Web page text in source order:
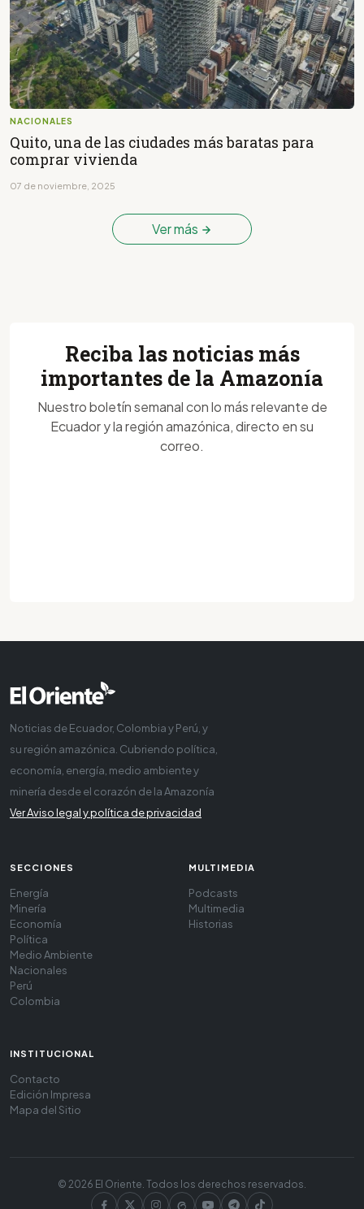
NACIONALES
Quito, una de las ciudades más baratas para
comprar vivienda
07 de noviembre, 2025
Ver más
Reciba las noticias más
importantes de la Amazonía
Nuestro boletín semanal con lo más relevante de
Ecuador y la región amazónica, directo en su
correo.
Noticias de Ecuador, Colombia y Perú, y
su región amazónica. Cubriendo política,
economía, energía, medio ambiente y
minería desde el corazón de la Amazonía
Ver Aviso legal y política de privacidad
SECCIONES
Energía
Minería
Economía
Política
Medio Ambiente
Nacionales
Perú
Colombia
MULTIMEDIA
Podcasts
Multimedia
Historias
INSTITUCIONAL
Contacto
Edición Impresa
Mapa del Sitio
© 2026 El Oriente. Todos los derechos reservados.